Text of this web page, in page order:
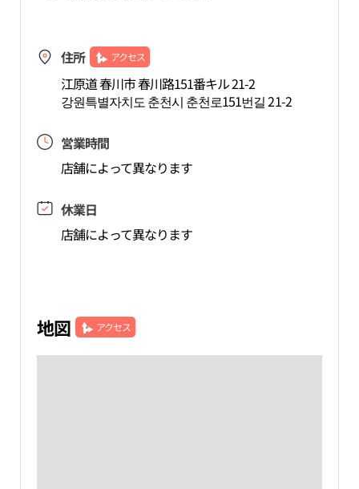
住所 アクセス
江原道 春川市 春川路151番キル 21-2
강원특별자치도 춘천시 춘천로151번길 21-2
営業時間
店舗によって異なります
休業日
店舗によって異なります
地図 アクセス